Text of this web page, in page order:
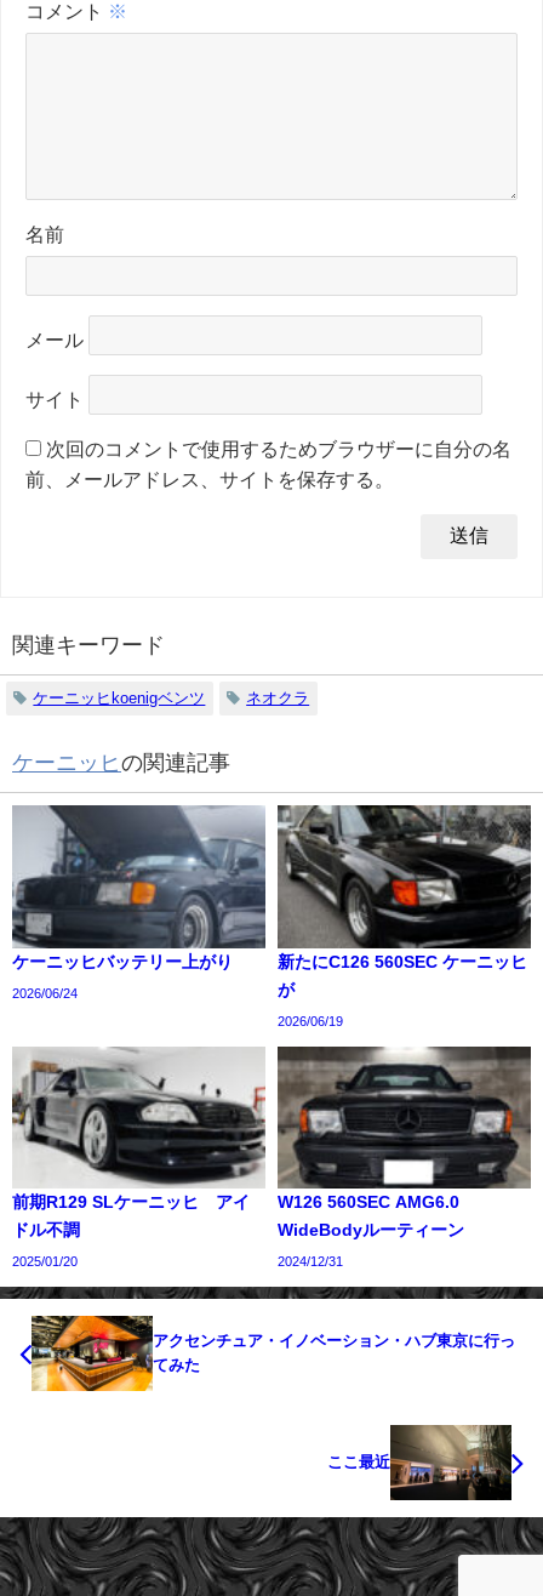
コメント ※
名前
メール
サイト
次回のコメントで使用するためブラウザーに自分の名
前、メールアドレス、サイトを保存する。
関連キーワード
ケーニッヒkoenigベンツ ネオクラ
ケーニッヒ の関連記事
ケーニッヒバッテリー上がり
2026/06/24
新たにC126 560SEC ケーニッヒ
が
2026/06/19
前期R129 SLケーニッヒ アイ
ドル不調
2025/01/20
W126 560SEC AMG6.0
WideBodyルーティーン
2024/12/31
アクセンチュア・イノベーション・ハブ東京に行っ
てみた
ここ最近